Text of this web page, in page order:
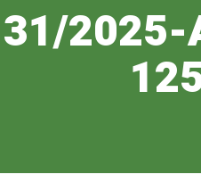
2025-